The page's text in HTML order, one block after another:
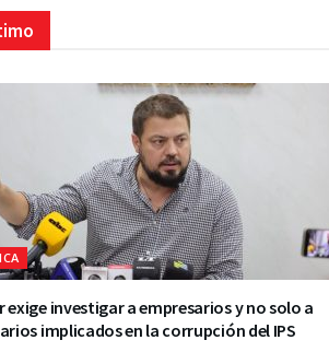
exige investigar a empresarios y no solo a
implicados en la corrupción del IPS